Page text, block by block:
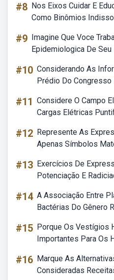
#8 Nos Eixos Cuidar E
Como Binômios
#9 Imagine Que Voce
Epidemiologica De
#10 Considerando As
Prédio Do Congresso
#11 Considere O Campo
Cargas Elétricas
#12 Represente As
Apenas Símbolos
#13 Exercícios De
Potenciação E
#14 A Associação Entre
Bactérias Do Gênero
#15 Porque Os Vestígios
Importantes Para Os
#16 Marque As
Consideradas